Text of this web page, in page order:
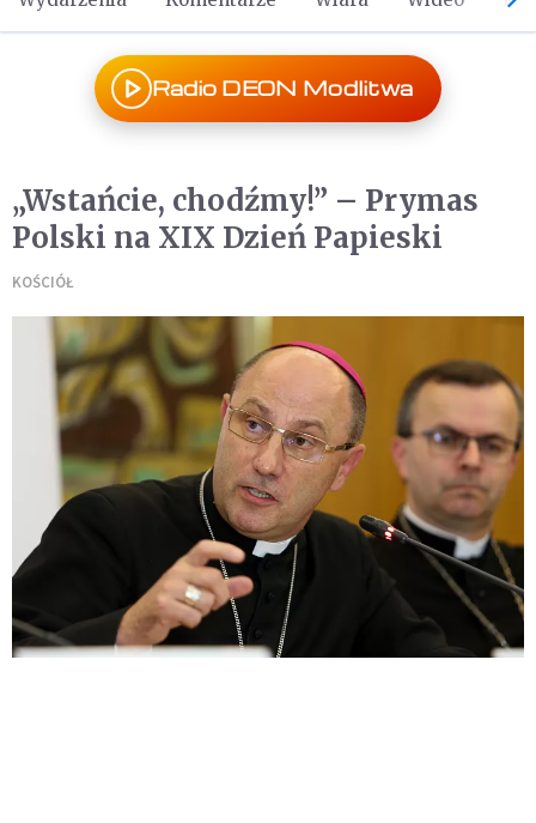
Radio DEON Modlitwa
„Wstańcie, chodźmy!” – Prymas
Polski na XIX Dzień Papieski
KOŚCIÓŁ